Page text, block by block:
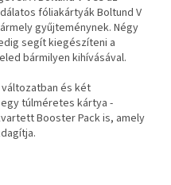
fóliakártyák Boltund V
gyűjteménynek. Négy
segít kiegészíteni a
bármilyen kihívásával.
változatban és két
túlméretes kártya -
Booster Pack is, amely